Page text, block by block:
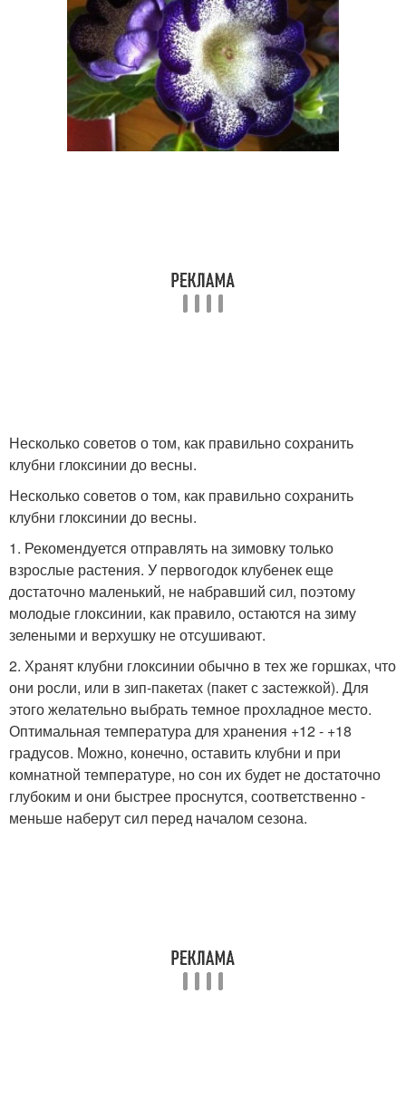
Несколько советов о том, как правильно сохранить
клубни глоксинии до весны.
Несколько советов о том, как правильно сохранить
клубни глоксинии до весны.
1. Рекомендуется отправлять на зимовку только
взрослые растения. У первогодок клубенек еще
достаточно маленький, не набравший сил, поэтому
молодые глоксинии, как правило, остаются на зиму
зелеными и верхушку не отсушивают.
2. Хранят клубни глоксинии обычно в тех же горшках, что
они росли, или в зип-пакетах (пакет с застежкой). Для
этого желательно выбрать темное прохладное место.
Оптимальная температура для хранения +12 - +18
градусов. Можно, конечно, оставить клубни и при
комнатной температуре, но сон их будет не достаточно
глубоким и они быстрее проснутся, соответственно -
меньше наберут сил перед началом сезона.